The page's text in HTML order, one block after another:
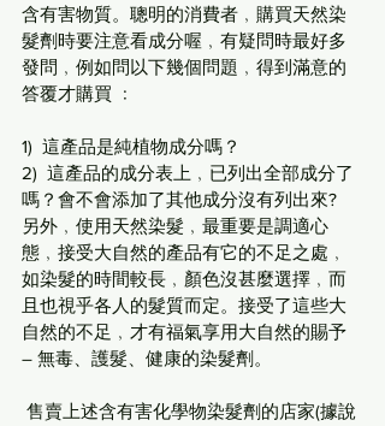
含有害物質。聰明的消費者﹐購買天然染
髮劑時要注意看成分喔﹐有疑問時最好多
發問﹐例如問以下幾個問題﹐得到滿意的
答覆才購買 ﹕
1)  這產品是純植物成分嗎？
2)  這產品的成分表上﹐已列出全部成分了
嗎？會不會添加了其他成分沒有列出來?
另外﹐使用天然染髮﹐最重要是調適心
態﹐接受大自然的產品有它的不足之處﹐
如染髮的時間較長﹐顏色沒甚麼選擇﹐而
且也視乎各人的髮質而定。接受了這些大
自然的不足﹐才有福氣享用大自然的賜予
– 無毒、護髮、健康的染髮劑。